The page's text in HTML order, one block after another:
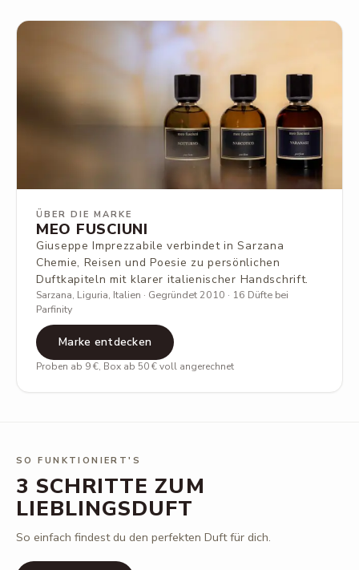
ÜBER DIE MARKE
MEO FUSCIUNI
Giuseppe Imprezzabile verbindet in Sarzana
Chemie, Reisen und Poesie zu persönlichen
Duftkapiteln mit klarer italienischer Handschrift.
Sarzana, Liguria, Italien · Gegründet 2010 · 16 Düfte bei
Parfinity
Marke entdecken
Proben ab 9 €, Box ab 50 € voll angerechnet
SO FUNKTIONIERT'S
3 SCHRITTE ZUM
LIEBLINGSDUFT
So einfach findest du den perfekten Duft für dich.